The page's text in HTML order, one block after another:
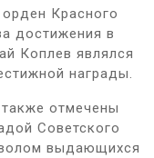
Красного
достижения в
Коплев являлся
награды.
отмечены
Советского
выдающихся